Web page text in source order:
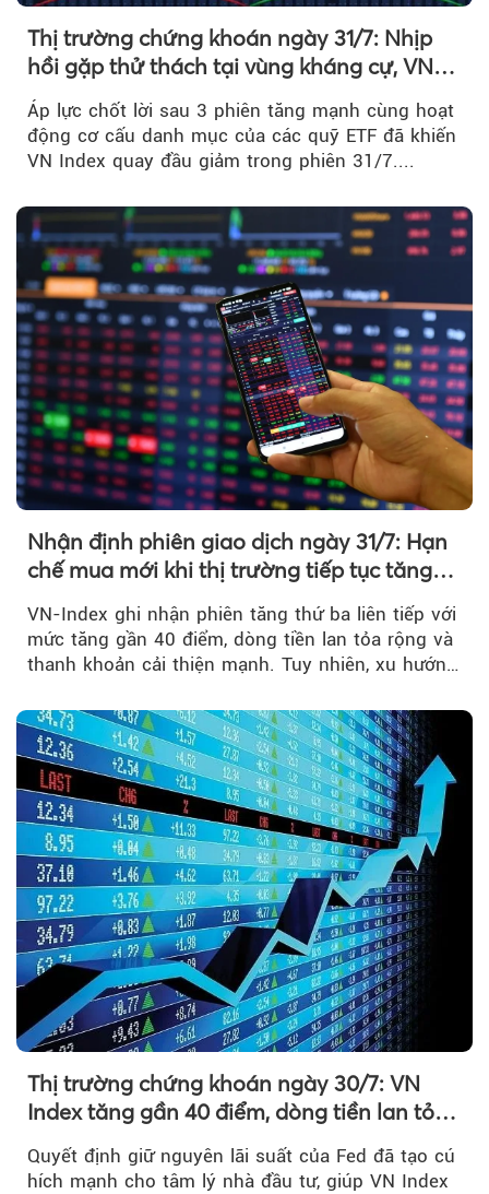
Thị trường chứng khoán ngày 31/7: Nhịp
hồi gặp thử thách tại vùng kháng cự, VN
Index giảm gần 9 điểm trong phiên cuối...
Áp lực chốt lời sau 3 phiên tăng mạnh cùng hoạt
động cơ cấu danh mục của các quỹ ETF đã khiến
VN Index quay đầu giảm trong phiên 31/7....
Nhận định phiên giao dịch ngày 31/7: Hạn
chế mua mới khi thị trường tiếp tục tăng
VN-Index ghi nhận phiên tăng thứ ba liên tiếp với
mức tăng gần 40 điểm, dòng tiền lan tỏa rộng và
thanh khoản cải thiện mạnh. Tuy nhiên, xu hướng
Thị trường chứng khoán ngày 30/7: VN
Index tăng gần 40 điểm, dòng tiền lan tỏa
mạnh sau tín hiệu tích cực từ Fed
Quyết định giữ nguyên lãi suất của Fed đã tạo cú
hích mạnh cho tâm lý nhà đầu tư, giúp VN Index